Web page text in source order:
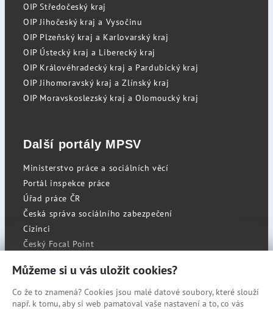
OIP Středočeský kraj
OIP Jihočeský kraj a Vysočinu
OIP Plzeňský kraj a Karlovarský kraj
OIP Ústecký kraj a Liberecký kraj
OIP Královéhradecký kraj a Pardubický kraj
OIP Jihomoravský kraj a Zlínský kraj
OIP Moravskoslezský kraj a Olomoucký kraj
Další portály MPSV
Ministerstvo práce a sociálních věcí
Portál inspekce práce
Úřad práce ČR
Česká správa sociálního zabezpečení
Cizinci
Český Focal Point
RSS
Můžeme si u vás uložit cookies?
Co že to znamená? Cookies jsou malé datové soubory, které slouží
např. k tomu, aby si web pamatoval vaše nastavení a to, co vás